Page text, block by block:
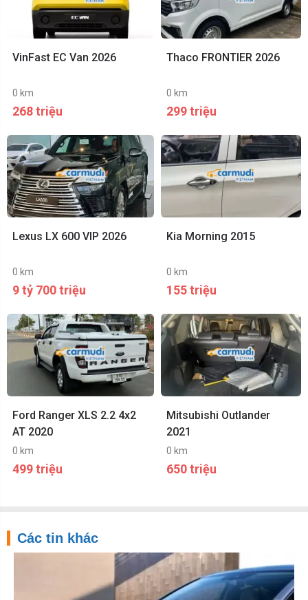
VinFast EC Van 2026
0 km
268 triệu
Thaco FRONTIER 2026
0 km
299 triệu
Lexus LX 600 VIP 2026
0 km
9 tỷ 700 triệu
Kia Morning 2015
0 km
155 triệu
Ford Ranger XLS 2.2 4x2
AT 2020
0 km
499 triệu
Mitsubishi Outlander
2021
0 km
650 triệu
Các tin khác